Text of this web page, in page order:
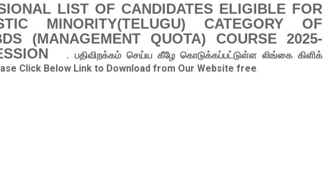
LIST OF CANDIDATES ELIGIBLE FOR
MINORITY(TELUGU) CATEGORY OF
(MANAGEMENT QUOTA) COURSE 2025-
. பதிவிறக்கம் செய்ய கீழே கொடுக்கப்பட்டுள்ள லிங்கை கிளிக்
Click Below Link to Download from Our Website free